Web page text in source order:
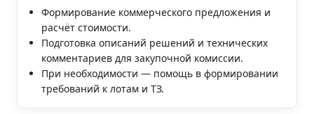
Формирование коммерческого предложения и
расчёт стоимости.
Подготовка описаний решений и технических
комментариев для закупочной комиссии.
При необходимости — помощь в формировании
требований к лотам и ТЗ.